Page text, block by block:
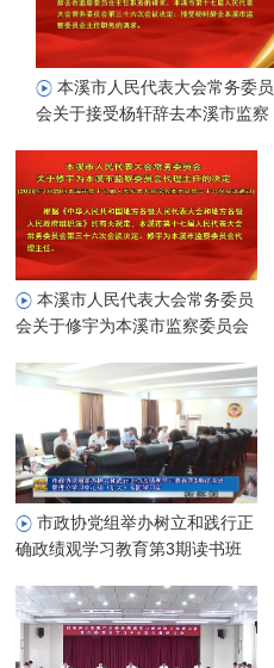
本溪市人民代表大会常务委员
会关于接受杨轩辞去本溪市监察
本溪市人民代表大会常务委员
会关于修宇为本溪市监察委员会
市政协党组举办树立和践行正
确政绩观学习教育第3期读书班
学习会